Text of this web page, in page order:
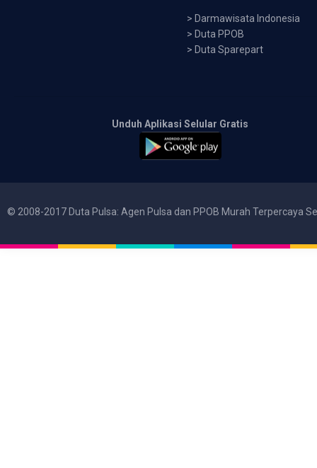
> Darmawisata Indonesia
> Duta PPOB
> Duta Sparepart
Unduh Aplikasi Selular Gratis
© 2008-2017 Duta Pulsa: Agen Pulsa dan PPOB Murah Terpercaya